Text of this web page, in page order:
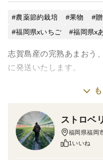
農薬節約栽培 果物
福岡県xいちご
福岡県x
志賀島産の完熟あまおう
に発送いたします。
大きなサイズを一粒づつ
大切な方へのプレゼント
ストロベ
福岡県福岡
1いいね